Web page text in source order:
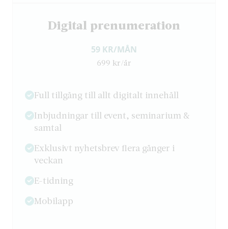
Digital prenumeration
59 KR/MÅN
699 kr/år
Full tillgång till allt digitalt innehåll
Inbjudningar till event, seminarium &
samtal
Exklusivt nyhetsbrev flera gånger i
veckan
E-tidning
Mobilapp